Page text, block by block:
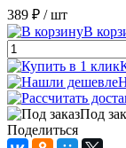
389 ₽ / шт
В
Под
Поделиться